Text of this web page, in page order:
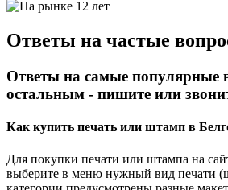
Ответы на частые
Ответы на самые популярные
остальным - пишите или
Как купить печать или штамп в
Для покупки печати или штампа на
выберите в меню нужный вид печати